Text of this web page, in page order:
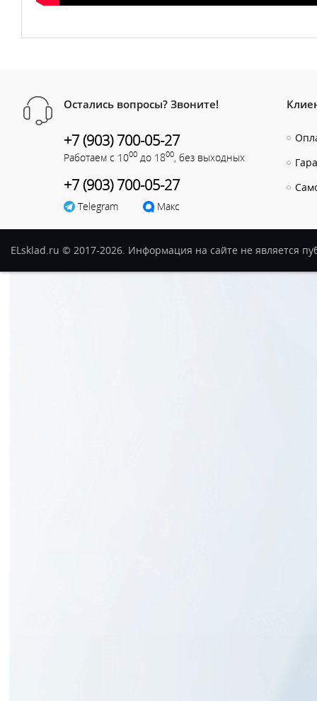
Остались вопросы? Звоните!
+7 (903) 700-05-27
Работаем с 1000 до 1800 , без выходных
+7 (903) 700-05-27
Telegram Макс
ELsklad.ru © 2017-2026. Информация на сайте не является